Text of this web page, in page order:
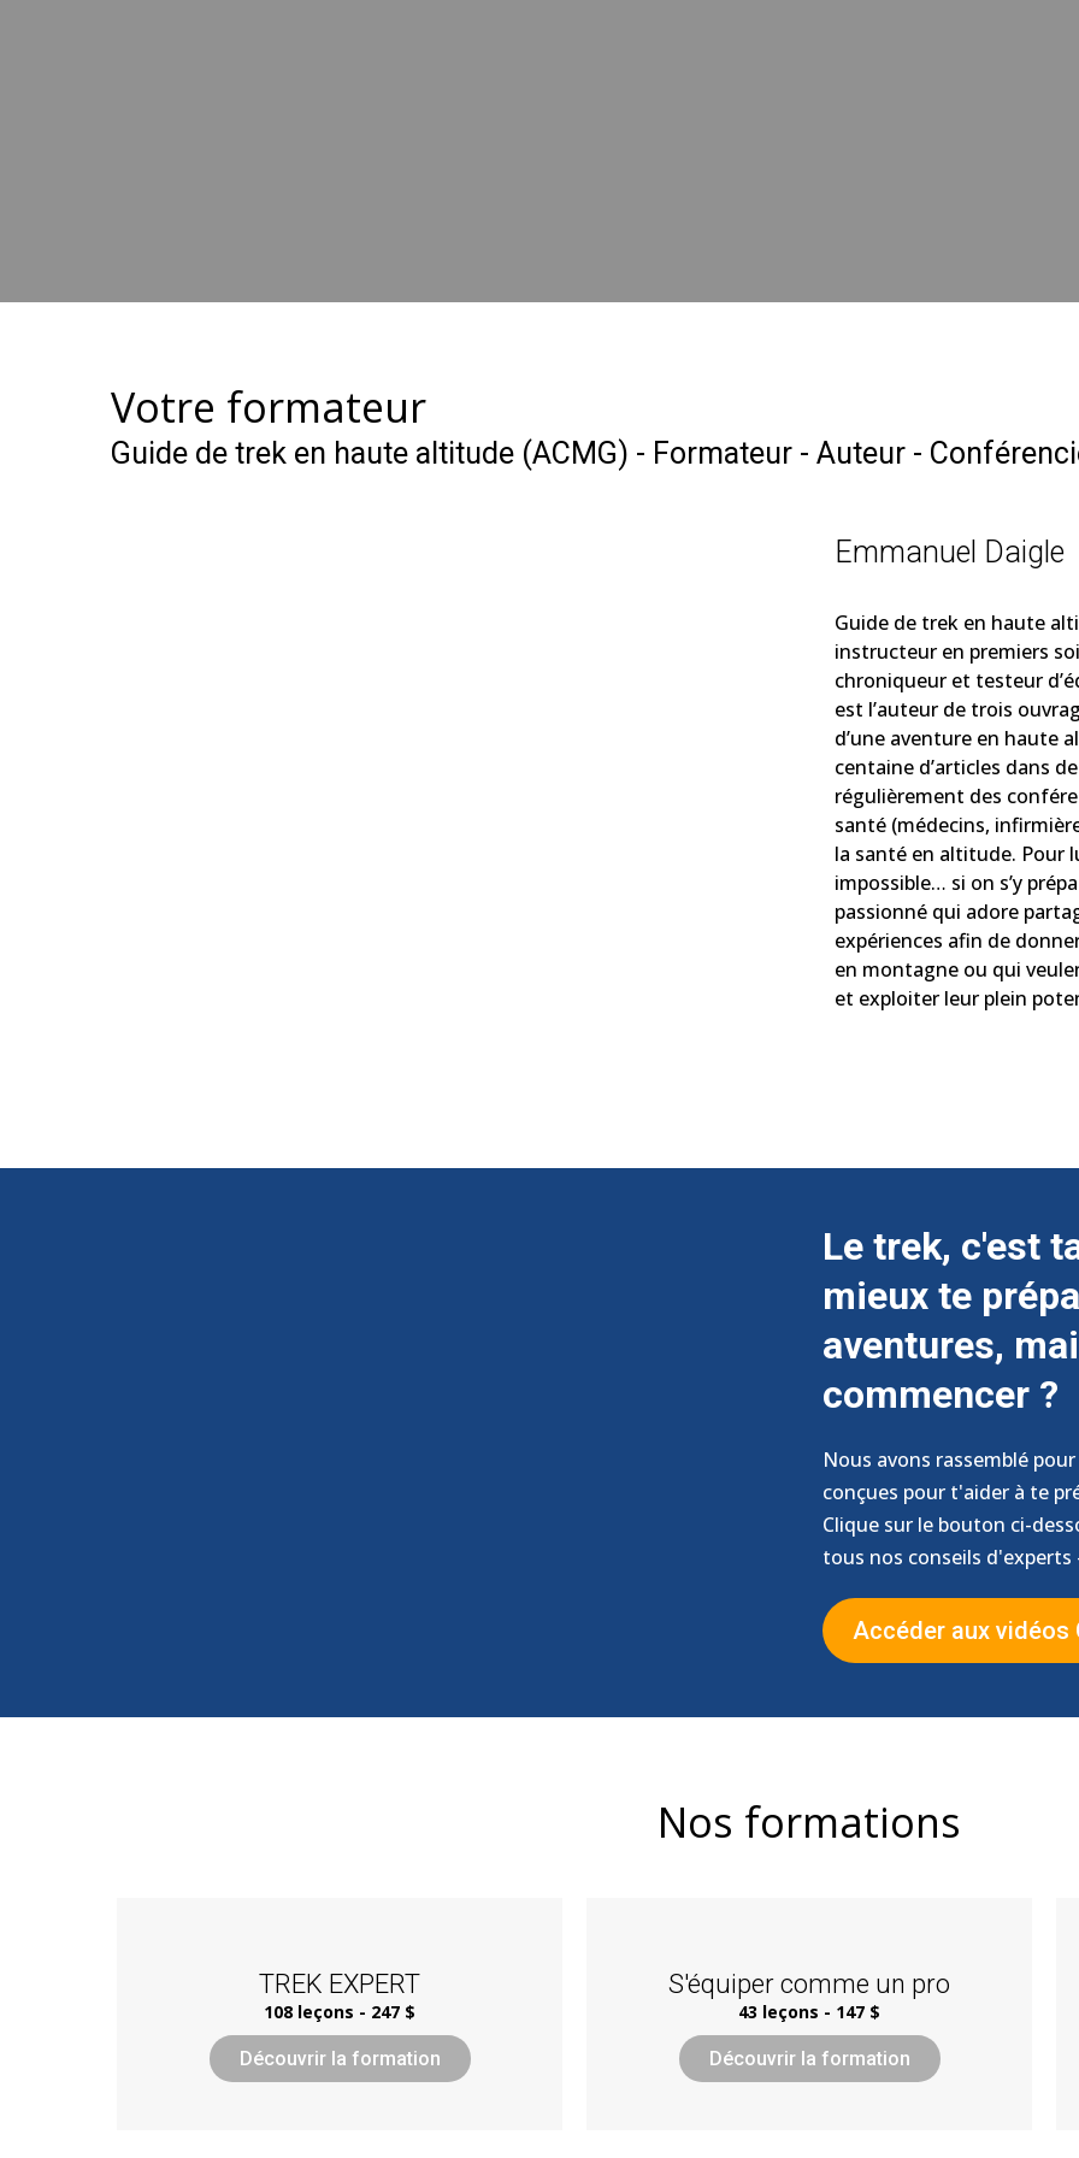
Votre formateur
Guide de trek en haute altitude (ACMG) - Formateur - Auteur -
Emmanuel Daigle
Guide de trek en haute
instructeur en premiers
chroniqueur et testeur
est l’auteur de trois
d’une aventure en haute
centaine d’articles dans
régulièrement des
santé (médecins,
la santé en altitude. Pour
impossible… si on s’y
passionné qui adore
expériences afin de
en montagne ou qui
et exploiter leur plein
Le trek, c'est
mieux te
aventures,
commencer ?
Nous avons rassemblé
conçues pour t'aider à te
Clique sur le bouton ci-
tous nos conseils
Accéder aux vidéos
Nos formations
TREK EXPERT
108 leçons - 247 $
Découvrir la formation
S'équiper comme un pro
43 leçons - 147 $
Découvrir la formation